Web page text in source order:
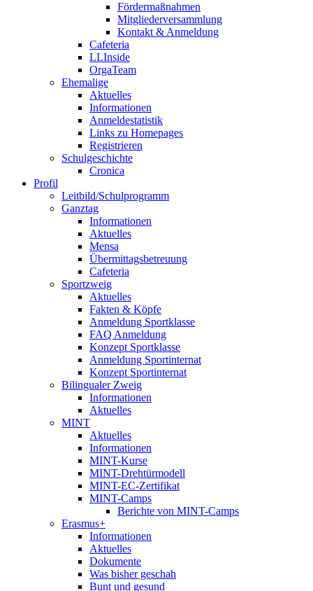
Fördermaßnahmen
Mitgliederversammlung
Kontakt & Anmeldung
Cafeteria
LLInside
OrgaTeam
Ehemalige
Aktuelles
Informationen
Anmeldestatistik
Links zu Homepages
Registrieren
Schulgeschichte
Cronica
Profil
Leitbild/Schulprogramm
Ganztag
Informationen
Aktuelles
Mensa
Übermittagsbetreuung
Cafeteria
Sportzweig
Aktuelles
Fakten & Köpfe
Anmeldung Sportklasse
FAQ Anmeldung
Konzept Sportklasse
Anmeldung Sportinternat
Konzept Sportinternat
Bilingualer Zweig
Informationen
Aktuelles
MINT
Aktuelles
Informationen
MINT-Kurse
MINT-Drehtürmodell
MINT-EC-Zertifikat
MINT-Camps
Berichte von MINT-Camps
Erasmus+
Informationen
Aktuelles
Dokumente
Was bisher geschah
Bunt und gesund